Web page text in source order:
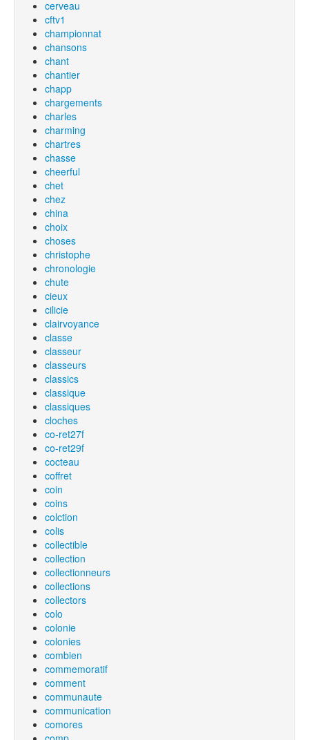
cerveau
cftv1
championnat
chansons
chant
chantier
chapp
chargements
charles
charming
chartres
chasse
cheerful
chet
chez
china
choix
choses
christophe
chronologie
chute
cieux
cilicie
clairvoyance
classe
classeur
classeurs
classics
classique
classiques
cloches
co-ret27f
co-ret29f
cocteau
coffret
coin
coins
colction
colis
collectible
collection
collectionneurs
collections
collectors
colo
colonie
colonies
combien
commemoratif
comment
communaute
communication
comores